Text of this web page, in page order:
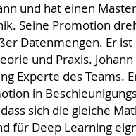
und hat einen
Seine Promotion
Datenmengen. Er ist
und Praxis.
Experte des Teams.
in
sich die gleiche
für Deep Learning